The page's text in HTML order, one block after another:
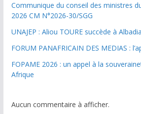
Communique du conseil des ministres
2026 CM N°2026-30/SGG
UNAJEP : Aliou TOURE succède à
FORUM PANAFRICAIN DES MEDIAS :
FOPAME 2026 : un appel à la
Afrique
Aucun commentaire à afficher.